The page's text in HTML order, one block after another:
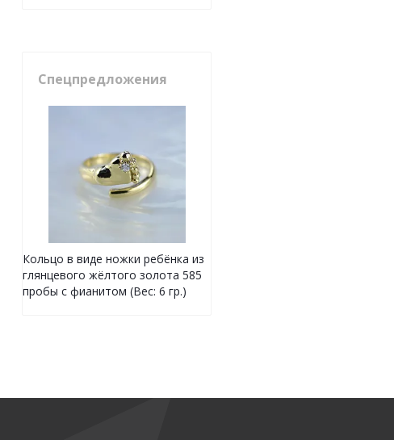
Спецпредложения
Кольцо в виде ножки ребёнка из
глянцевого жёлтого золота 585
пробы с фианитом (Вес: 6 гр.)